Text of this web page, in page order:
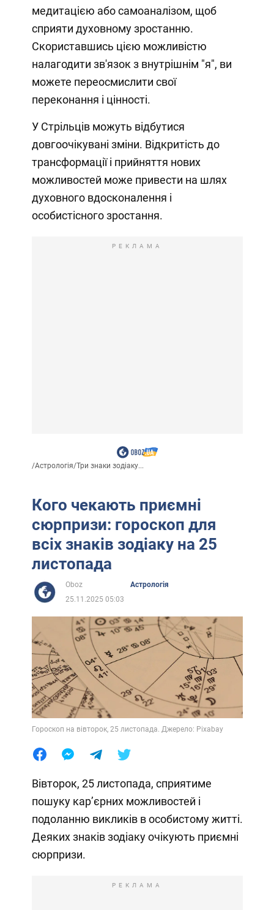
медитацією або самоаналізом, щоб
сприяти духовному зростанню.
Скориставшись цією можливістю
налагодити зв'язок з внутрішнім "я", ви
можете переосмислити свої
переконання і цінності.
У Стрільців можуть відбутися
довгоочікувані зміни. Відкритість до
трансформації і прийняття нових
можливостей може привести на шлях
духовного вдосконалення і
особистісного зростання.
РЕКЛАМА
/Астрологія/Три знаки зодіаку...
Кого чекають приємні
сюрпризи: гороскоп для
всіх знаків зодіаку на 25
листопада
Oboz
Астрологія
25.11.2025 05:03
Гороскоп на вівторок, 25 листопада. Джерело: Pixabay
Вівторок, 25 листопада, сприятиме
пошуку кар’єрних можливостей і
подоланню викликів в особистому житті.
Деяких знаків зодіаку очікують приємні
сюрпризи.
РЕКЛАМА